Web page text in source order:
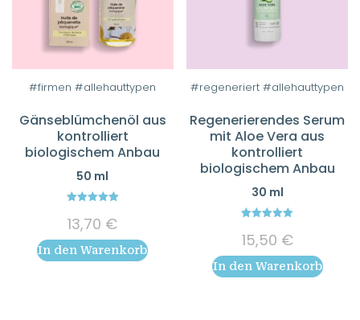
#firmen #allehauttypen
Gänseblümchenöl aus
kontrolliert
biologischem Anbau
50 ml
out of 5
13,70 €
In den Warenkorb
#regeneriert #allehauttypen
Regenerierendes Serum
mit Aloe Vera aus
kontrolliert
biologischem Anbau
30 ml
out of 5
15,50 €
In den Warenkorb